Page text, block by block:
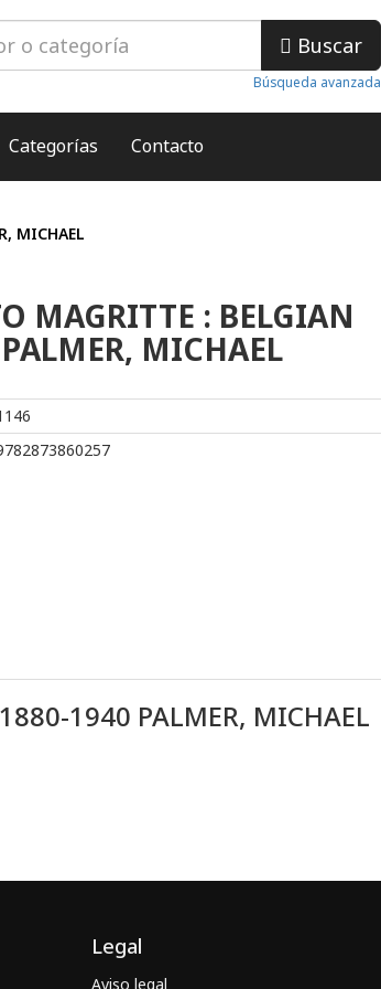
Buscar
Búsqueda avanzada
Categorías Contacto
MICHAEL
MAGRITTE : BELGIAN
MICHAEL
1940 PALMER, MICHAEL
Legal
Aviso legal